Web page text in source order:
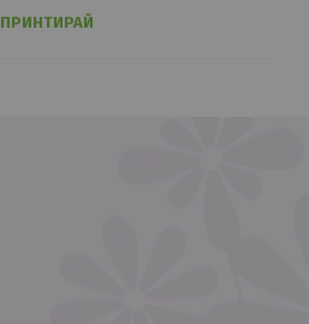
ПРИНТИРАЙ